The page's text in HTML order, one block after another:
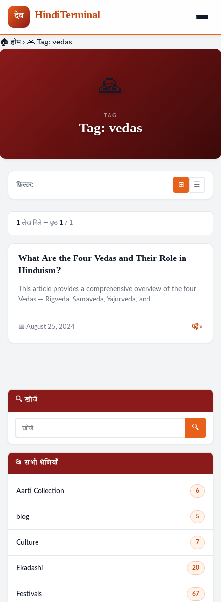
देव HindiTerminal
Skip
to
🏠 होम › 🙏 Tag: vedas
🙏
TAG
Tag: vedas
फ़िल्टर: ⊞ ☰
1 लेख मिले — पृष्ठ 1 / 1
CULTURE
What Are the Four Vedas and Their Role in
Hinduism?
This article provides a comprehensive overview of the four
Vedas — Rigveda, Samaveda, Yajurveda, and…
📅 August 25, 2024 पढ़ें »
🔍 खोजें
🔍
📂 सभी श्रेणियाँ
Aarti Collection 6
blog 5
Culture 7
Ekadashi 20
Festivals 67